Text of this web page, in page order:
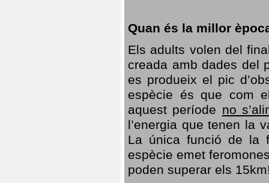
Quan és la millor
Els adults volen del
creada amb dades del
es produeix el pic
espècie és que com
aquest període no
l’energia que tenen la
La única funció de la
espècie emet
poden superar els